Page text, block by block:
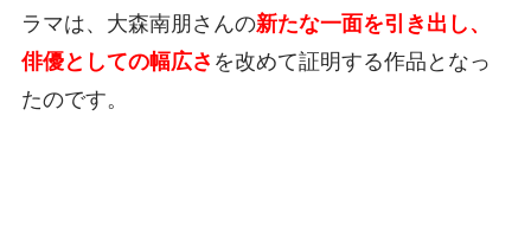
ラマは、大森南朋さんの新たな一面を引き出し、
俳優としての幅広さ を改めて証明する作品となっ
たのです。